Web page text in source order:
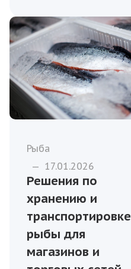
Рыба
— 17.01.2026
Решения по
хранению и
транспортировке
рыбы для
магазинов и